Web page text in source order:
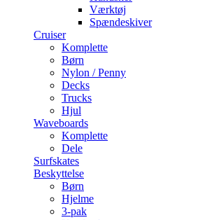
Værktøj
Spændeskiver
Cruiser
Komplette
Børn
Nylon / Penny
Decks
Trucks
Hjul
Waveboards
Komplette
Dele
Surfskates
Beskyttelse
Børn
Hjelme
3-pak